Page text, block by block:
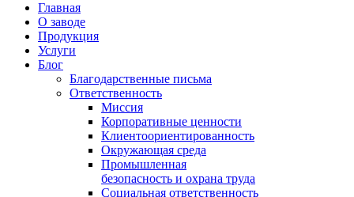
Главная
О заводе
Продукция
Услуги
Блог
Благодарственные письма
Ответственность
Миссия
Корпоративные ценности
Клиентоориентированность
Окружающая среда
Промышленная
безопасность и охрана труда
Социальная ответственность